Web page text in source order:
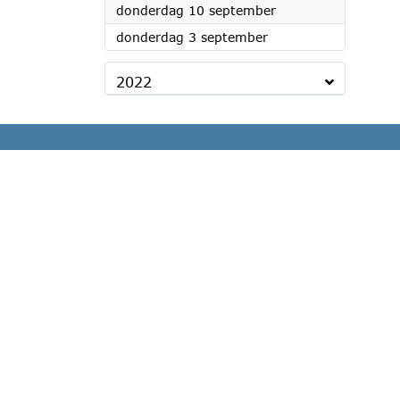
donderdag 10 september2026
donderdag 3 september2026
2022